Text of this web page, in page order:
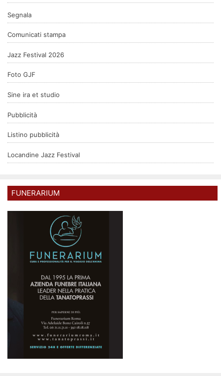
Segnala
Comunicati stampa
Jazz Festival 2026
Foto GJF
Sine ira et studio
Pubblicità
Listino pubblicità
Locandine Jazz Festival
FUNERARIUM